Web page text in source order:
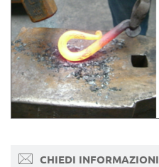
CHIEDI INFORMAZIONI